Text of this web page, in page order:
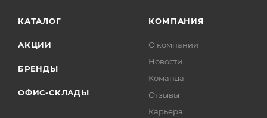
КАТАЛОГ
АКЦИИ
БРЕНДЫ
ОФИС-СКЛАДЫ
КОМПАНИЯ
О компании
Новости
Команда
Отзывы
Карьера